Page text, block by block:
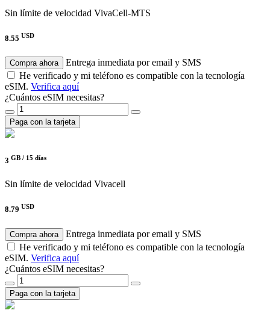
Sin límite de velocidad VivaCell-MTS
8.55 USD
Compra ahora
Entrega inmediata por email y SMS
He verificado y mi teléfono es compatible con la tecnología
eSIM. Verifica aquí
¿Cuántos eSIM necesitas?
Paga con la tarjeta
3 GB / 15 días
Sin límite de velocidad Vivacell
8.79 USD
Compra ahora
Entrega inmediata por email y SMS
He verificado y mi teléfono es compatible con la tecnología
eSIM. Verifica aquí
¿Cuántos eSIM necesitas?
Paga con la tarjeta